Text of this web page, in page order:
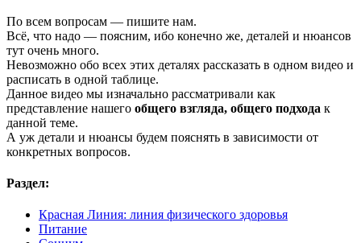
По всем вопросам — пишите нам.
Всё, что надо — поясним, ибо конечно же, деталей и нюансов
тут очень много.
Невозможно обо всех этих деталях рассказать в одном видео и
расписать в одной таблице.
Данное видео мы изначально рассматривали как
представление нашего общего взгляда, общего подхода к
данной теме.
А уж детали и нюансы будем пояснять в зависимости от
конкретных вопросов.
Раздел:
Красная Линия: линия физического здоровья
Питание